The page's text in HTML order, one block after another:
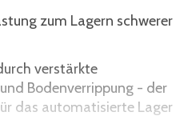
zum Lagern schwerer
verstärkte
Bodenverrippung - der
das automatisierte Lager